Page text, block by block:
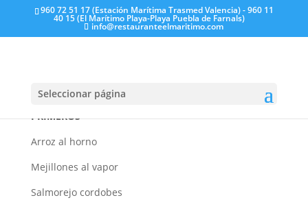
960 72 51 17 (Estación Marítima Trasmed Valencia) - 960 11
40 15 (El Marítimo Playa-Playa Puebla de Farnals)
info@restauranteelmaritimo.com
Seleccionar página
PRIMEROS
Arroz al horno
Mejillones al vapor
Salmorejo cordobes